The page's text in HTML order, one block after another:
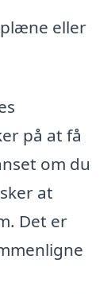
eller
på at få
om du
at
Det er